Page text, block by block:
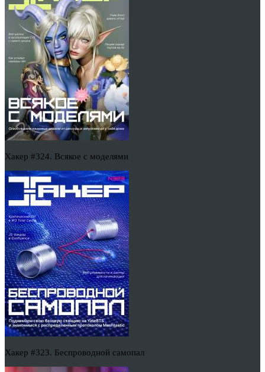
Хакер #324. Всякое с моделями
Хакер #323. Беспроводной самопал